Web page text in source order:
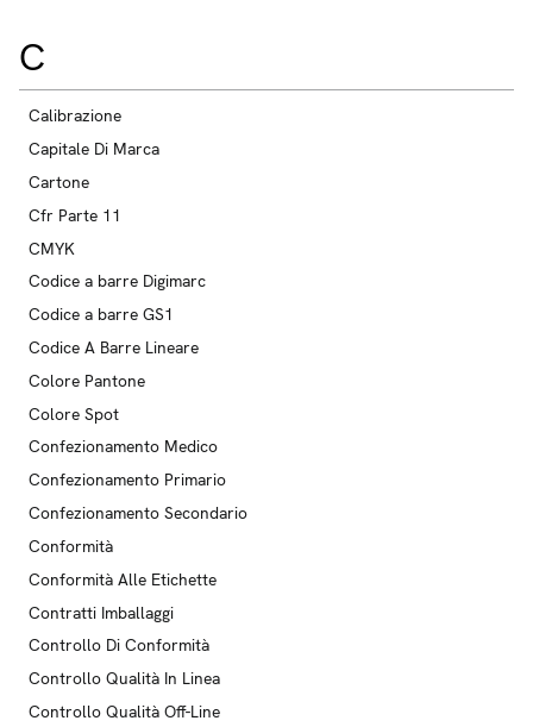
C
Calibrazione
Capitale Di Marca
Cartone
Cfr Parte 11
CMYK
Codice a barre Digimarc
Codice a barre GS1
Codice A Barre Lineare
Colore Pantone
Colore Spot
Confezionamento Medico
Confezionamento Primario
Confezionamento Secondario
Conformità
Conformità Alle Etichette
Contratti Imballaggi
Controllo Di Conformità
Controllo Qualità In Linea
Controllo Qualità Off-Line